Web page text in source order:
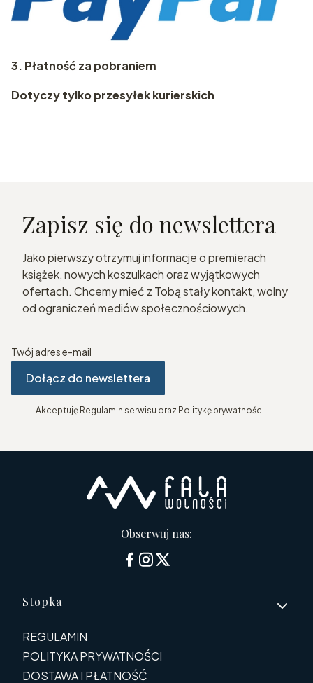
3. Płatność za pobraniem
Dotyczy tylko przesyłek kurierskich
Zapisz się do newslettera
Jako pierwszy otrzymuj informacje o premierach
książek, nowych koszulkach oraz wyjątkowych
ofertach. Chcemy mieć z Tobą stały kontakt, wolny
od ograniczeń mediów społecznościowych.
Twój adres e-mail
Dołącz do newslettera
Akceptuję Regulamin serwisu oraz Politykę prywatności.
Obserwuj nas:
Linki w stopce
Stopka
REGULAMIN
POLITYKA PRYWATNOŚCI
DOSTAWA I PŁATNOŚĆ